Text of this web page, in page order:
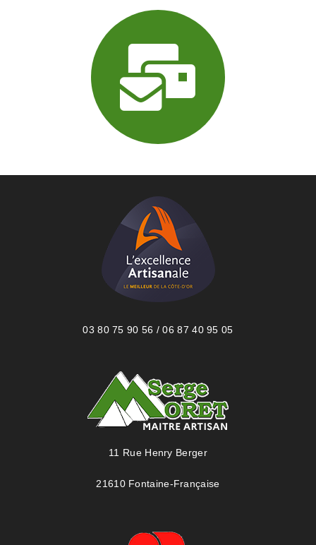
03 80 75 90 56 / 06 87 40 95 05
11 Rue Henry Berger
21610 Fontaine-Française